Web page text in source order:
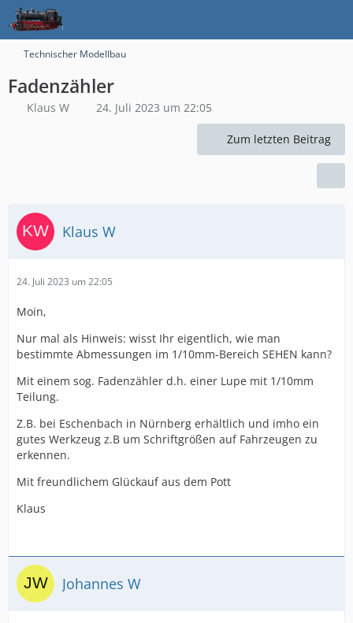
Technischer Modellbau
Fadenzähler
Klaus W 24. Juli 2023 um 22:05
Zum letzten Beitrag
Klaus W
24. Juli 2023 um 22:05
Moin,
Nur mal als Hinweis: wisst Ihr eigentlich, wie man
bestimmte Abmessungen im 1/10mm-Bereich SEHEN kann?
Mit einem sog. Fadenzähler d.h. einer Lupe mit 1/10mm
Teilung.
Z.B. bei Eschenbach in Nürnberg erhältlich und imho ein
gutes Werkzeug z.B um Schriftgrößen auf Fahrzeugen zu
erkennen.
Mit freundlichem Glückauf aus dem Pott
Klaus
Johannes W